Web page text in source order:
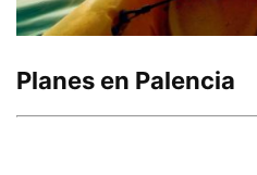
Planes en Palencia